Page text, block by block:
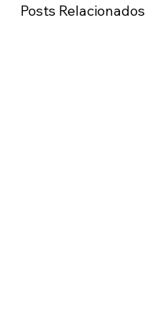
Posts Relacionados